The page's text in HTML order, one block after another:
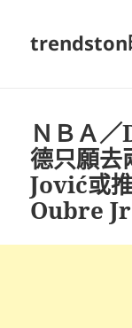
trendston
ＮＢＡ
德只願
Jović或
Oubre